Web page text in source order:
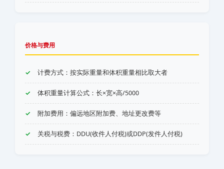
价格与费用
计费方式：按实际重量和体积重量相比取大者
体积重量计算公式：长×宽×高/5000
附加费用：偏远地区附加费、地址更改费等
关税与税费：DDU(收件人付税)或DDP(发件人付税)